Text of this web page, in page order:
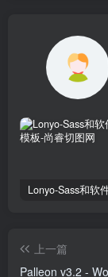
上一篇
Palleon v3.2 -